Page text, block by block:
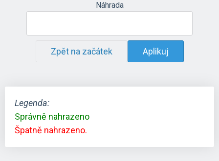
Náhrada
Zpět na začátek Aplikuj
Legenda:
Správně nahrazeno
Špatně nahrazeno.